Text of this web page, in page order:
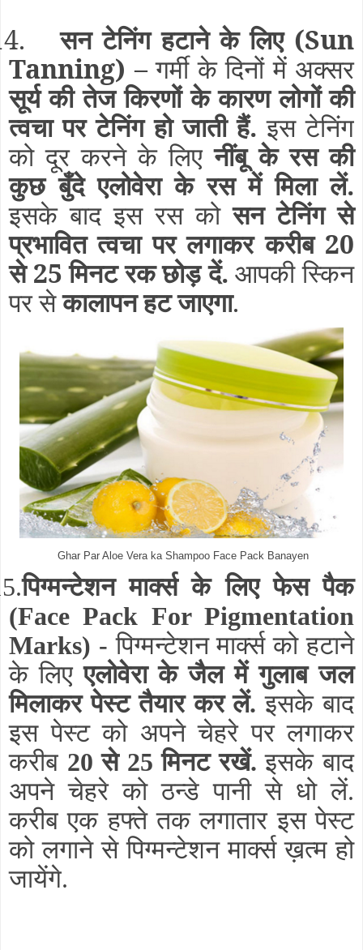
सन टेनिंग हटाने के लिए (Sun
Tanning)–गर्मी के दिनों में अक्सर
सूर्य की तेज किरणों के कारण लोगों की
त्वचा पर टेनिंग हो जाती हैं. इस टेनिंग
को दूर करने के लिएनींबू के रस की
कुछ बुँदे एलोवेरा के रस में मिला लें.
इसके बाद इस रस कोसन टेनिंग से
प्रभावित त्वचा पर लगाकर करीब 20
से 25 मिनट रक छोड़ दें. आपकी स्किन
पर सेकालापन हट जाएगा.
Ghar Par Aloe Vera ka Shampoo Face Pack Banayen
पिग्मन्टेशन मार्क्स के लिए फेस पैक
(Face Pack For Pigmentation
Marks) - पिग्मन्टेशन मार्क्स को हटाने
के लिएएलोवेरा के जैल में गुलाब जल
मिलाकर पेस्ट तैयार कर लें. इसके बाद
इस पेस्ट को अपने चेहरे पर लगाकर
करीब 20 से 25 मिनट रखें.इसके बाद
अपने चेहरे को ठन्डे पानी से धो लें.
करीब एक हफ्ते तक लगातार इस पेस्ट
को लगाने से पिग्मन्टेशन मार्क्स ख़त्म हो
जायेंगे.